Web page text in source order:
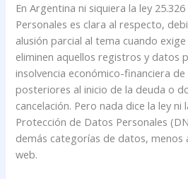
En Argentina ni siquiera la ley
Personales es clara al respecto,
alusión parcial al tema cuando
eliminen aquellos registros y datos
insolvencia económico-financiera
posteriores al inicio de la deuda o
cancelación. Pero nada dice la ley ni
Protección de Datos Personales
demás categorías de datos, menos
web.